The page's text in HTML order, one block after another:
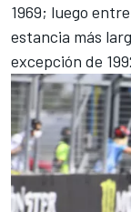
1969; luego
estancia más
excepción de